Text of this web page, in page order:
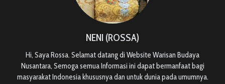
NENI (ROSSA)
Hi, Saya Rossa. Selamat datang di Website Warisan Budaya
Nusantara, Semoga semua Informasi ini dapat bermanfaat bagi
masyarakat Indonesia khususnya dan untuk dunia pada umumnya.